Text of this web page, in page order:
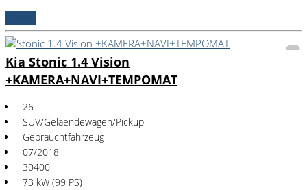
Kia Stonic 1.4 Vision
+KAMERA+NAVI+TEMPOMAT
26
SUV/Gelaendewagen/Pickup
Gebrauchtfahrzeug
07/2018
30400
73 kW (99 PS)